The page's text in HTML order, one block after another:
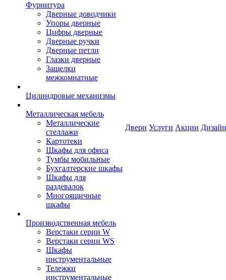
Фурнитура
Дверные доводчики
Упоры дверные
Цифры дверные
Дверные ручки
Дверные петли
Глазки дверные
Защелки
межкомнатные
Цилиндровые механизмы
Металлическая мебель
Металлические
стеллажи
Картотеки
Шкафы для офиса
Тумбы мобильные
Бухгалтерские шкафы
Шкафы для
раздевалок
Многоящичные
шкафы
Производственная мебель
Верстаки серии W
Верстаки серии WS
Шкафы
инструментальные
Тележки
инструментальные
Двери Услуги Акции